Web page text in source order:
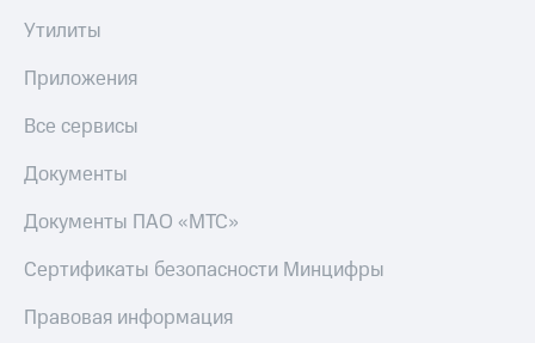
Акции
скидки
Все
товары
Утилиты
Приложения
Все сервисы
Документы
Документы ПАО «МТС»
Сертификаты безопасности Минцифры
Правовая информация